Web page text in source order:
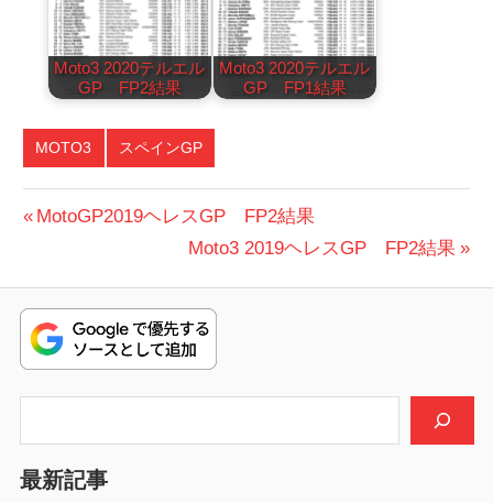
Moto3 2020テルエル
GP FP2結果
Moto3 2020テルエル
GP FP1結果
MOTO3 スペインGP
投
ナ
ビ
ゲ
ー
シ
前
稿:
MotoGP2019ヘレスGP FP2結果
次
投
稿:
Moto3 2019ヘレスGP FP2結果
最新記事